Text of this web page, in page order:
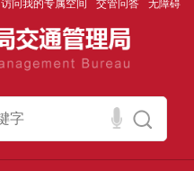
访问我的专属空间 交管问答 无障碍